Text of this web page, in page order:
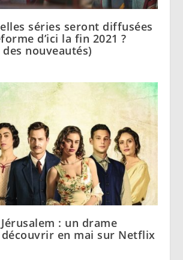
séries seront diffusées
d’ici la fin 2021 ?
nouveautés)
: un drame
découvrir en mai sur Netflix